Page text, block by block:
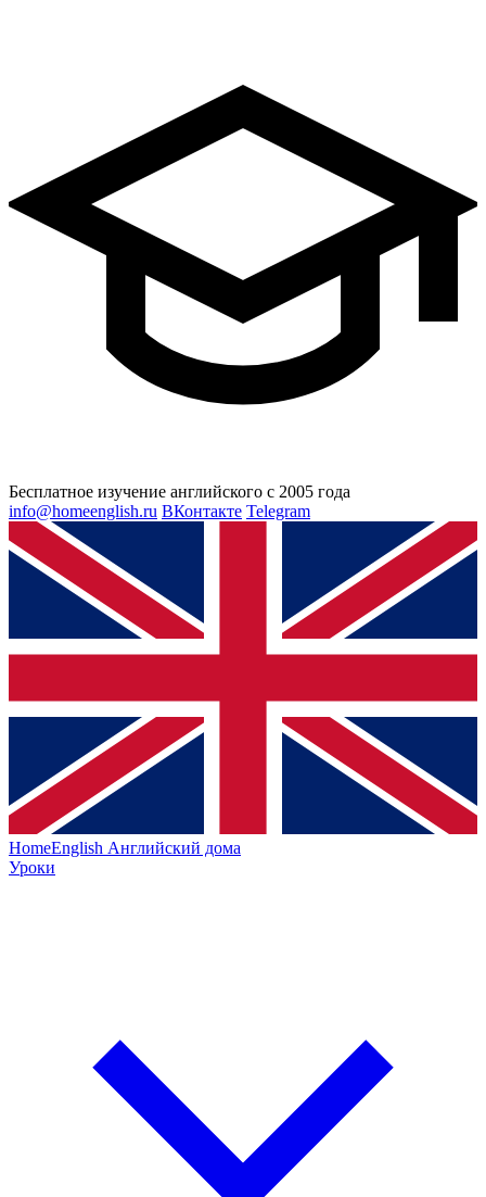
Бесплатное изучение английского с 2005 года
info@homeenglish.ru ВКонтакте Telegram
HomeEnglish Английский дома
Уроки